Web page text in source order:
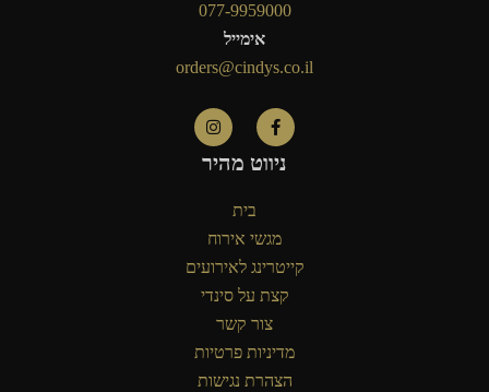
077-9959000
אימייל
orders@cindys.co.il
ניווט מהיר
בית
מגשי אירוח
קייטרינג לאירועים
קצת על סינדי
צור קשר
מדיניות פרטיות
הצהרת נגישות